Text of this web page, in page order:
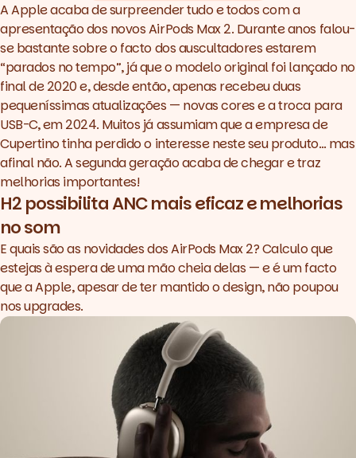
A Apple acaba de surpreender tudo e todos com a
apresentação dos novos AirPods Max 2. Durante anos falou-
se bastante sobre o facto dos auscultadores estarem
“parados no tempo”, já que o modelo original foi lançado no
final de 2020 e, desde então, apenas recebeu duas
pequeníssimas atualizações — novas cores e a troca para
USB-C, em 2024. Muitos já assumiam que a empresa de
Cupertino tinha perdido o interesse neste seu produto… mas
afinal não. A segunda geração acaba de chegar e traz
melhorias importantes!
H2 possibilita ANC mais eficaz e melhorias
no som
E quais são as novidades dos AirPods Max 2? Calculo que
estejas à espera de uma mão cheia delas — e é um facto
que a Apple, apesar de ter mantido o design, não poupou
nos upgrades.